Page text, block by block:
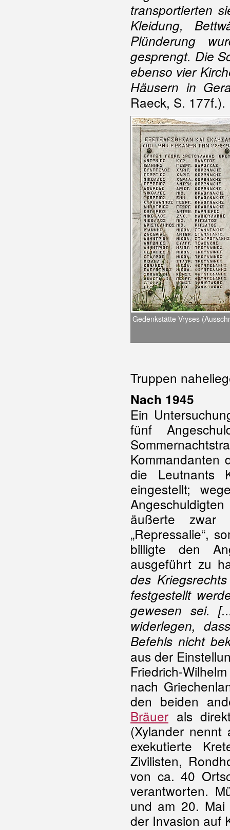
transportierten
Kleidung,
Plünderung
gesprengt. Die
ebenso vier
Häusern in
Raeck, S. 177f.).
Gedenkstätte Vryses
Truppen
Nach 1945
Ein
fünf
Kommandanten
die Leutnants
eingestellt;
äußerte zwar
„Repressalie“,
billigte den
ausgeführt zu
des
festgestellt
gewesen sei.
widerlegen,
Befehls nicht
aus der
Friedrich-
nach
den beiden
Bräuer als
(Xylander nennt
exekutierte
Zivilisten,
von ca. 40
verantworten.
und am 20. Mai
der Invasion auf